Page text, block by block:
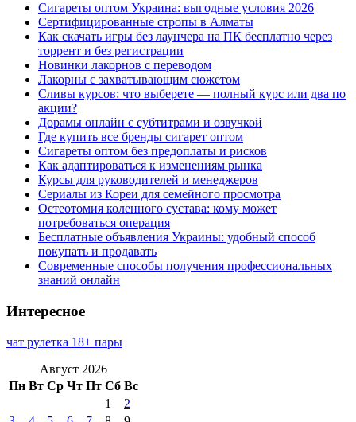
Сигареты оптом Украина: выгодные условия 2026
Сертифицированные стропы в Алматы
Как скачать игры без лаунчера на ПК бесплатно через
торрент и без регистрации
Новинки лакорнов с переводом
Лакорны с захватывающим сюжетом
Сливы курсов: что выберете — полный курс или два по
акции?
Дорамы онлайн с субтитрами и озвучкой
Где купить все бренды сигарет оптом
Сигареты оптом без предоплаты и рисков
Как адаптироваться к изменениям рынка
Курсы для руководителей и менеджеров
Сериалы из Кореи для семейного просмотра
Остеотомия коленного сустава: кому может
потребоваться операция
Бесплатные объявления Украины: удобный способ
покупать и продавать
Современные способы получения профессиональных
знаний онлайн
Интересное
чат рулетка 18+ пары
Август 2026
Пн Вт Ср Чт Пт Сб Вс
1
2